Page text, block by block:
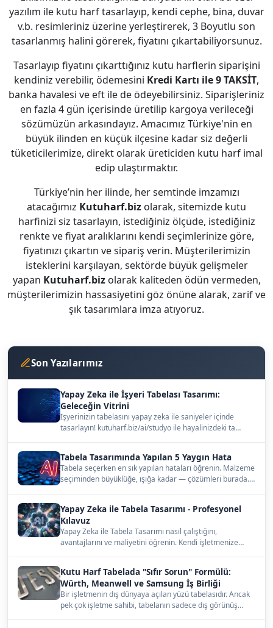
yazılım ile kutu harf tasarlayıp, kendi cephe, bina, duvar
v.b. resimleriniz üzerine yerleştirerek, 3 Boyutlu son
tasarlanmış halini görerek, fiyatını çıkartabiliyorsunuz.
Tasarlayıp fiyatını çıkarttığınız kutu harflerin siparişini
kendiniz verebilir, ödemesini Kredi Kartı ile 9 TAKSİT,
banka havalesi ve eft ile de ödeyebilirsiniz. Siparişleriniz
en fazla 4 gün içerisinde üretilip kargoya verileceği
sözümüzün arkasındayız. Amacımız Türkiye'nin en
büyük ilinden en küçük ilçesine kadar siz değerli
tüketicilerimize, direkt olarak üreticiden kutu harf imal
edip ulaştırmaktır.
Türkiye’nin her ilinde, her semtinde imzamızı
atacağımız Kutuharf.biz olarak, sitemizde kutu
harfinizi siz tasarlayın, istediğiniz ölçüde, istediğiniz
renkte ve fiyat aralıklarını kendi seçimlerinize göre,
fiyatınızı çıkartın ve sipariş verin. Müşterilerimizin
isteklerini karşılayan, sektörde büyük gelişmeler
yapan Kutuharf.biz olarak kaliteden ödün vermeden,
müşterilerimizin hassasiyetini göz önüne alarak, zarif ve
şık tasarımlara imza atıyoruz.
Son Yazılarımız
Yapay Zeka ile İşyeri Tabelası Tasarımı:
Geleceğin Vitrini
İşyerinizin tabelasını yapay zeka ile saniyeler içinde
tasarlayın! kutuharf.biz/ai/studyo ile hayalinizdeki ta…
Tabela Tasarımında Yapılan 5 Yaygın Hata
Tabela seçerken en sık yapılan hataları öğrenin. Malzeme
seçiminden büyüklüğe, ışığa kadar — çözümleri burada.…
Yapay Zeka ile Tabela Tasarımı - Profesyonel
Kılavuz
Yapay Zeka ile Tabela Tasarımı nasıl çalıştığını,
avantajlarını ve maliyetini öğrenin. Kendi işletmenize
Kutu Harf Tabelada "Sıfır Sorun" Formülü:
Würth, Meanwell ve Samsung İş Birliği
Bir işletmenin dış dünyaya açılan yüzü tabelasıdır. Ancak
pek çok işletme sahibi, tabelanın sadece dış görünüş…